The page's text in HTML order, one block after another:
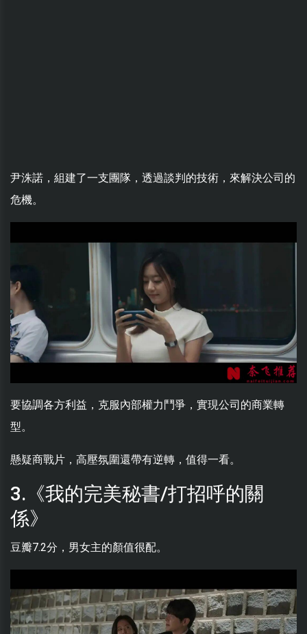
尹洙諾，組建了一支團隊，透過談判的技術，來解決公司的
危機。
要協調各方利益，克服內部權力鬥爭，實現公司的商業轉
型。
懸疑商戰片，高壓氛圍還帶有逆轉，值得一看。
3.《我的完美秘書/打招呼的關
係》
豆瓣7.2分，男女主的顏值很配。